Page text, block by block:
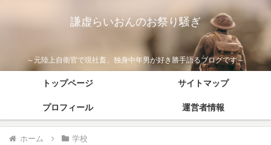
謙虚らいおんのお祭り騒ぎ
～元陸上自衛官で現社畜、独身中年男が好き勝手語るブログです～
トップページ サイトマップ
プロフィール 運営者情報
ホーム 学校